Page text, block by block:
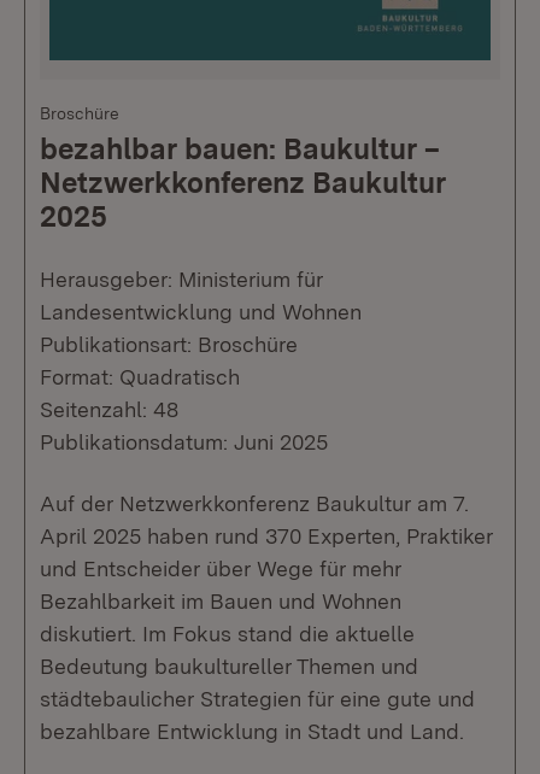
Broschüre
bezahlbar bauen: Baukultur –
Netzwerkkonferenz Baukultur
2025
Herausgeber: Ministerium für
Landesentwicklung und Wohnen
Publikationsart: Broschüre
Format: Quadratisch
Seitenzahl: 48
Publikationsdatum: Juni 2025
Auf der Netzwerkkonferenz Baukultur am 7.
April 2025 haben rund 370 Experten, Praktiker
und Entscheider über Wege für mehr
Bezahlbarkeit im Bauen und Wohnen
diskutiert. Im Fokus stand die aktuelle
Bedeutung baukultureller Themen und
städtebaulicher Strategien für eine gute und
bezahlbare Entwicklung in Stadt und Land.